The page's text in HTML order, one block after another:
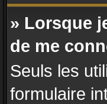
» Lorsque
de me
Seuls les
formulaire